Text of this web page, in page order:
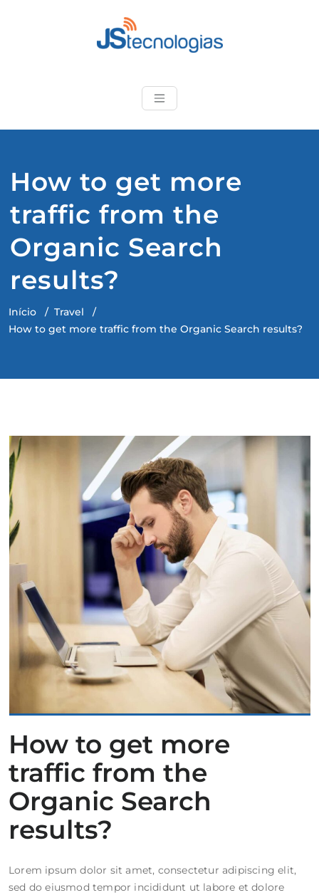
JStecnologias
How to get more
traffic from the
Organic Search
results?
Início / Travel /
How to get more traffic from the Organic Search results?
How to get more
traffic from the
Organic Search
results?
Lorem ipsum dolor sit amet, consectetur adipiscing elit,
sed do eiusmod tempor incididunt ut labore et dolore